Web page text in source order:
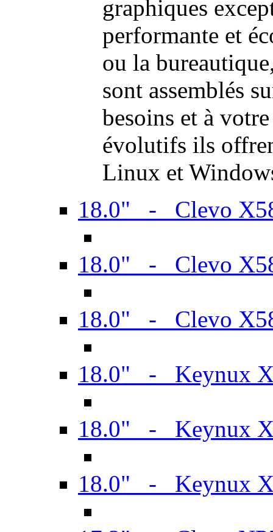
graphiques
performante et
ou la
sont assemblés
besoins et à
évolutifs ils
Linux et
18.0" - Clevo
18.0" - Clevo
18.0" - Clevo
18.0" - Keynux
18.0" - Keynux
18.0" - Keynux